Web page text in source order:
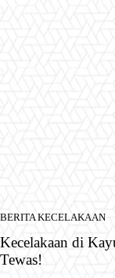
BERITA KECELAKAAN
Kecelakaan di
Tewas!